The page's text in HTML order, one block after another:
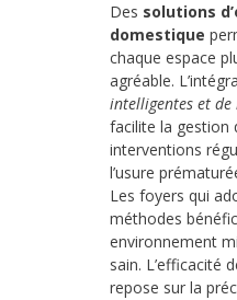
Des solutions
domestique
chaque espace
agréable.
intelligentes et
facilite la gestion
interventions
l’usure
Les foyers qui
méthodes
environnement
sain. L’efficacité
repose sur la